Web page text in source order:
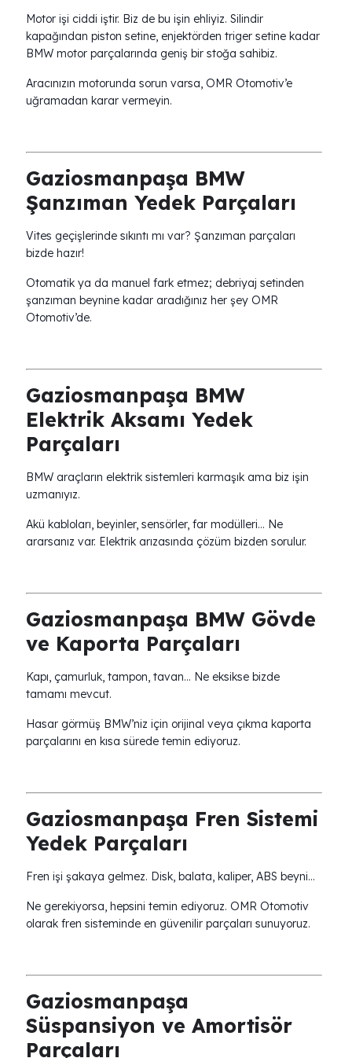
Motor işi ciddi iştir. Biz de bu işin ehliyiz. Silindir
kapağından piston setine, enjektörden triger setine kadar
BMW motor parçalarında geniş bir stoğa sahibiz.
Aracınızın motorunda sorun varsa, OMR Otomotiv’e
uğramadan karar vermeyin.
Gaziosmanpaşa BMW
Şanzıman Yedek Parçaları
Vites geçişlerinde sıkıntı mı var? Şanzıman parçaları
bizde hazır!
Otomatik ya da manuel fark etmez; debriyaj setinden
şanzıman beynine kadar aradığınız her şey OMR
Otomotiv’de.
Gaziosmanpaşa BMW
Elektrik Aksamı Yedek
Parçaları
BMW araçların elektrik sistemleri karmaşık ama biz işin
uzmanıyız.
Akü kabloları, beyinler, sensörler, far modülleri… Ne
ararsanız var. Elektrik arızasında çözüm bizden sorulur.
Gaziosmanpaşa BMW Gövde
ve Kaporta Parçaları
Kapı, çamurluk, tampon, tavan… Ne eksikse bizde
tamamı mevcut.
Hasar görmüş BMW’niz için orijinal veya çıkma kaporta
parçalarını en kısa sürede temin ediyoruz.
Gaziosmanpaşa Fren Sistemi
Yedek Parçaları
Fren işi şakaya gelmez. Disk, balata, kaliper, ABS beyni…
Ne gerekiyorsa, hepsini temin ediyoruz. OMR Otomotiv
olarak fren sisteminde en güvenilir parçaları sunuyoruz.
Gaziosmanpaşa
Süspansiyon ve Amortisör
Parçaları